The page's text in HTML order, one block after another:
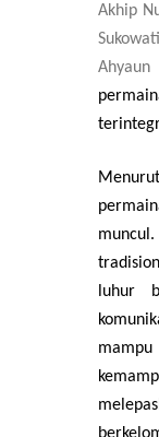
Akhip
Sukowati
muncul.
luhur